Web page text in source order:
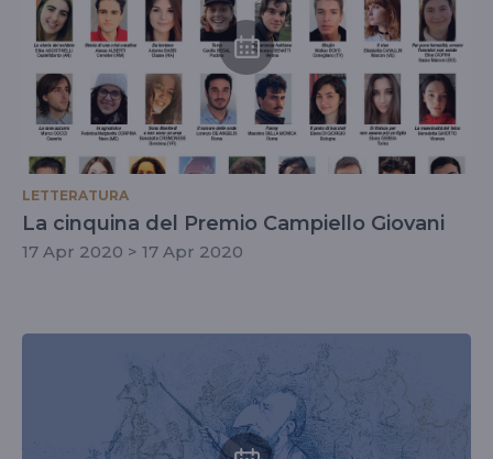
LETTERATURA
La cinquina del Premio Campiello Giovani
17 Apr 2020 > 17 Apr 2020